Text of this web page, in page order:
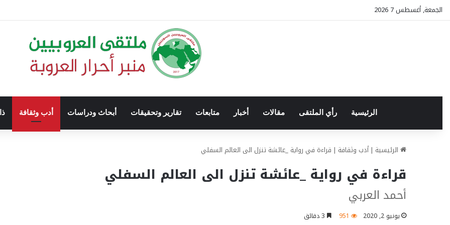
الجمعة, أغسطس 7 2026
الرئيسية رأي الملتقى مقالات أخبار متابعات تقارير وتحقيقات أبحاث ودراسات أدب وثقافة
الرئيسية | أدب وثقافة | قراءة في رواية _عائشة تنزل الى العالم السفلي
قراءة في رواية _عائشة تنزل الى العالم السفلي
أحمد العربي
يونيو 2, 2020 951